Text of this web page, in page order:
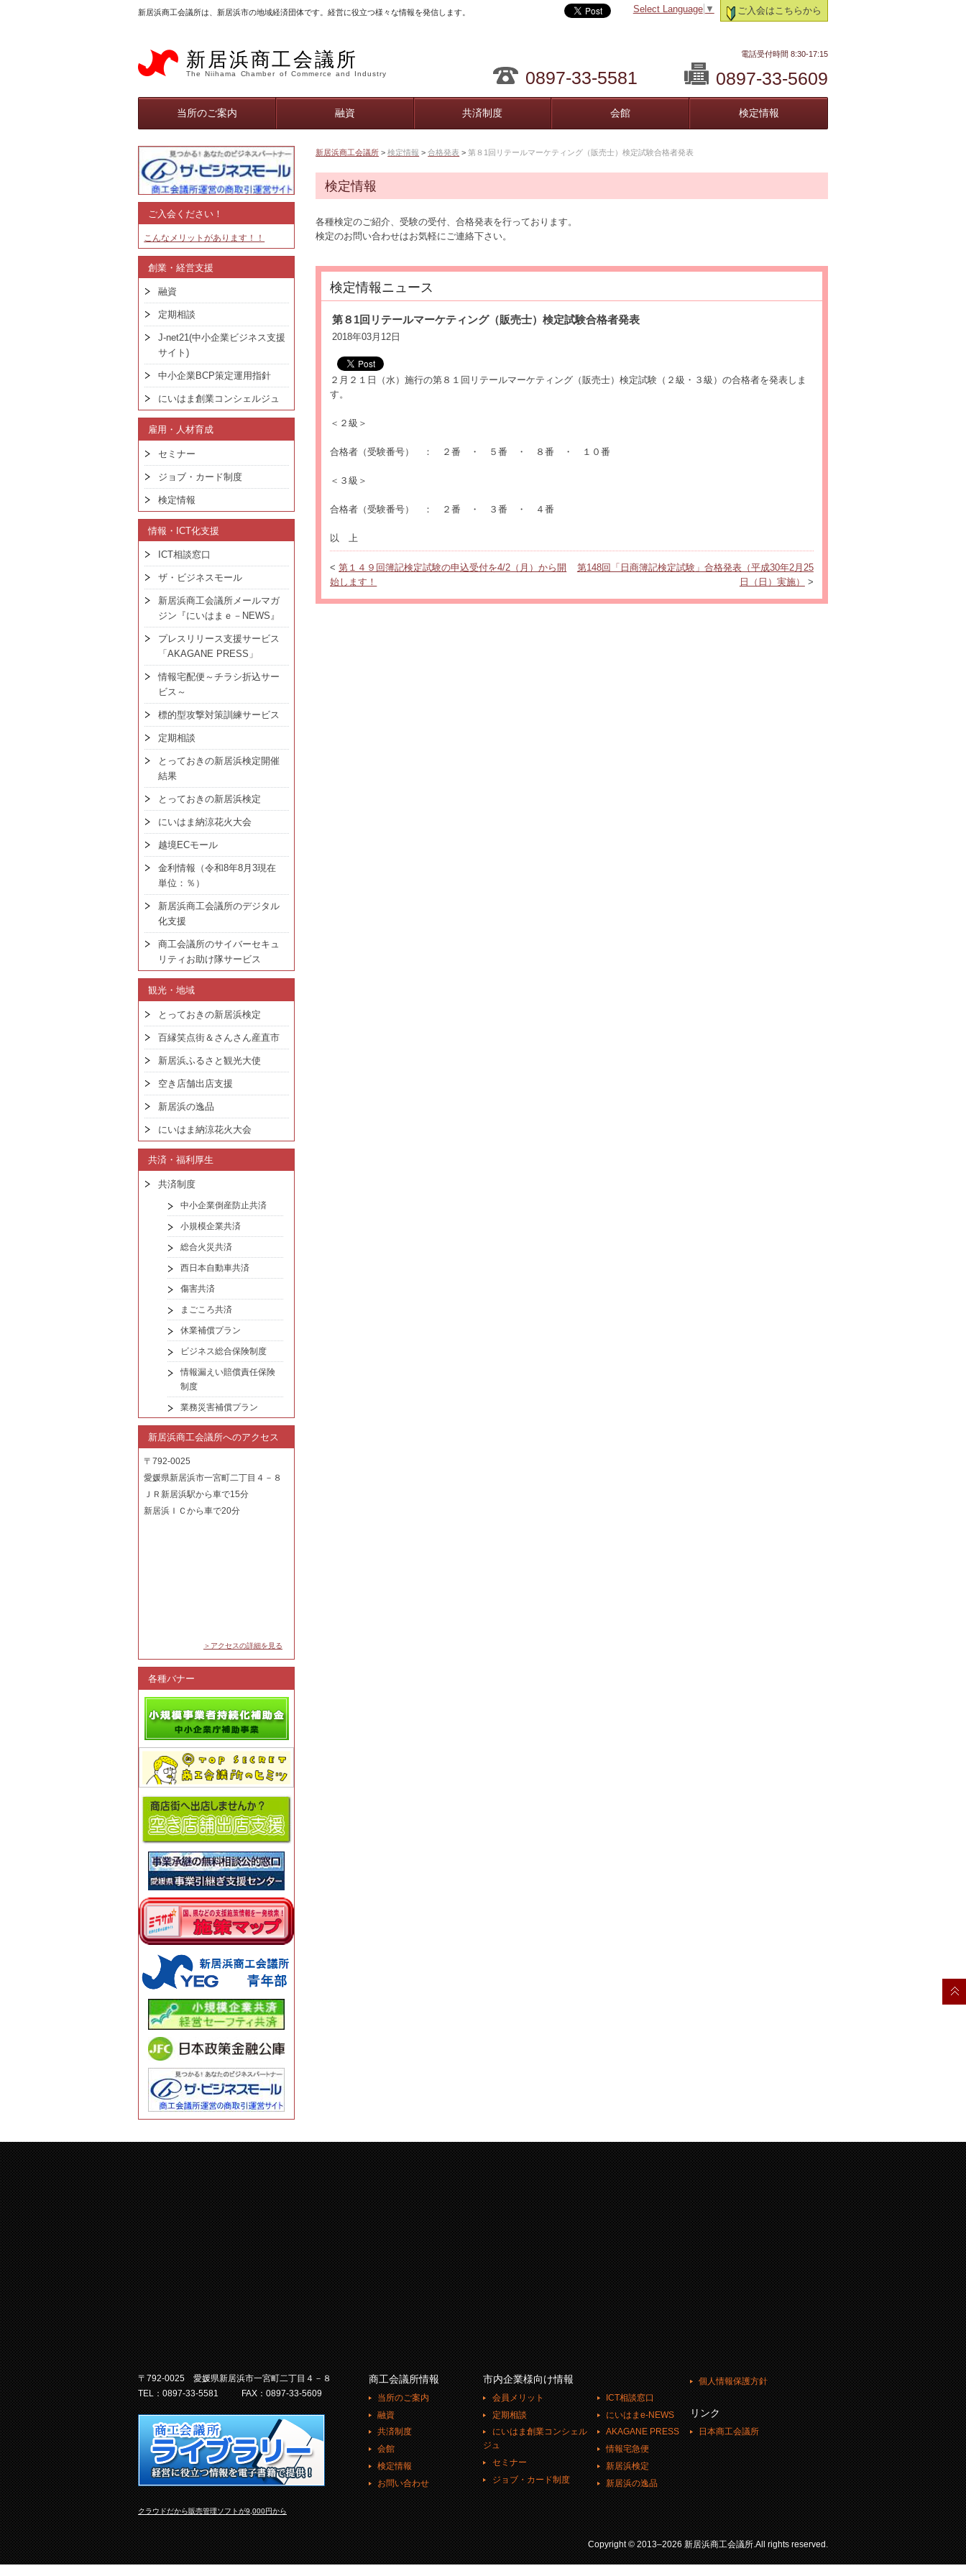
新居浜商工会議所は、新居浜市の地域経済団体です。経営に役立つ様々な情報を発信します。 ご入会はこちらから
Select Language ▼
新居浜商工会議所
The Niihama Chamber of Commerce and Industry
電話受付時間 8:30-17:15
0897-33-5581 0897-33-5609
当所のご案内 融資 共済制度 会館 検定情報
新居浜商工会議所 >検定情報 >合格発表 >第８1回リテールマーケティング（販売士）検定試験合格者発表
検定情報
各種検定のご紹介、受験の受付、合格発表を行っております。
検定のお問い合わせはお気軽にご連絡下さい。
検定情報ニュース
第８1回リテールマーケティング（販売士）検定試験合格者発表
2018年03月12日
２月２１日（水）施行の第８１回リテールマーケティング（販売士）検定試験（２級・３級）の合格者を発表しま
す。
＜２級＞
合格者（受験番号） ： ２番 ・ ５番 ・ ８番 ・ １０番
＜３級＞
合格者（受験番号） ： ２番 ・ ３番 ・ ４番
以 上
<第１４９回簿記検定試験の申込受付を4/2（月）から開
始します！
第148回「日商簿記検定試験」合格発表（平成30年2月25
日（日）実施）
>
ご入会ください！
こんなメリットがあります！！
創業・経営支援
融資
定期相談
J-net21(中小企業ビジネス支援
サイト)
中小企業BCP策定運用指針
にいはま創業コンシェルジュ
雇用・人材育成
セミナー
ジョブ・カード制度
検定情報
情報・ICT化支援
ICT相談窓口
ザ・ビジネスモール
新居浜商工会議所メールマガ
ジン『にいはまｅ－NEWS』
プレスリリース支援サービス
「AKAGANE PRESS」
情報宅配便～チラシ折込サー
ビス～
標的型攻撃対策訓練サービス
定期相談
とっておきの新居浜検定開催
結果
とっておきの新居浜検定
にいはま納涼花火大会
越境ECモール
金利情報（令和8年8月3現在
単位：％）
新居浜商工会議所のデジタル
化支援
商工会議所のサイバーセキュ
リティお助け隊サービス
観光・地域
とっておきの新居浜検定
百縁笑点街＆さんさん産直市
新居浜ふるさと観光大使
空き店舗出店支援
新居浜の逸品
にいはま納涼花火大会
共済・福利厚生
共済制度
中小企業倒産防止共済
小規模企業共済
総合火災共済
西日本自動車共済
傷害共済
まごころ共済
休業補償プラン
ビジネス総合保険制度
情報漏えい賠償責任保険
制度
業務災害補償プラン
新居浜商工会議所へのアクセス
〒792-0025
愛媛県新居浜市一宮町二丁目４－８
ＪＲ新居浜駅から車で15分
新居浜ＩＣから車で20分
＞アクセスの詳細を見る
各種バナー
〒792-0025 愛媛県新居浜市一宮町二丁目４－８
TEL：0897-33-5581
FAX：0897-33-5609
クラウドだから販売管理ソフトが9,000円から
商工会議所情報
当所のご案内
融資
共済制度
会館
検定情報
お問い合わせ
市内企業様向け情報
会員メリット
定期相談
にいはま創業コンシェル
ジュ
セミナー
ジョブ・カード制度
ICT相談窓口
にいはまe-NEWS
AKAGANE PRESS
情報宅急便
新居浜検定
新居浜の逸品
個人情報保護方針
リンク
日本商工会議所
Copyright © 2013–2026 新居浜商工会議所.All rights reserved.